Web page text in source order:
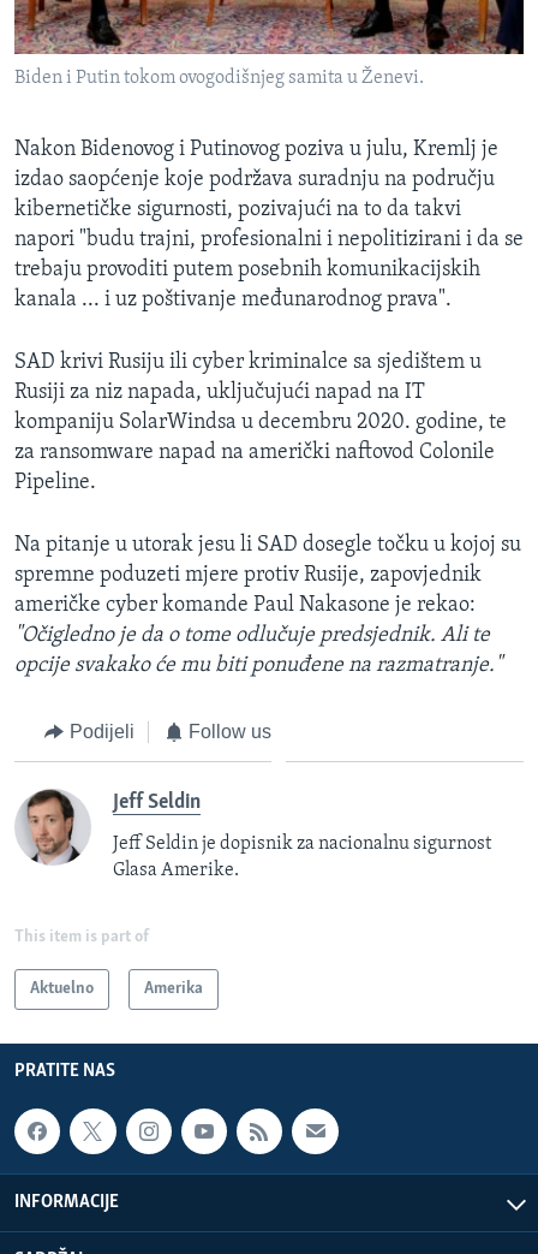
Biden i Putin tokom ovogodišnjeg samita u Ženevi.
Nakon Bidenovog i Putinovog poziva u julu, Kremlj je
izdao saopćenje koje podržava suradnju na području
kibernetičke sigurnosti, pozivajući na to da takvi
napori "budu trajni, profesionalni i nepolitizirani i da se
trebaju provoditi putem posebnih komunikacijskih
kanala ... i uz poštivanje međunarodnog prava".
SAD krivi Rusiju ili cyber kriminalce sa sjedištem u
Rusiji za niz napada, uključujući napad na IT
kompaniju SolarWindsa u decembru 2020. godine, te
za ransomware napad na američki naftovod Colonile
Pipeline.
Na pitanje u utorak jesu li SAD dosegle točku u kojoj su
spremne poduzeti mjere protiv Rusije, zapovjednik
američke cyber komande Paul Nakasone je rekao:
"Očigledno je da o tome odlučuje predsjednik. Ali te
opcije svakako će mu biti ponuđene na razmatranje."
Podijeli Follow us
Jeff Seldin
Jeff Seldin je dopisnik za nacionalnu sigurnost
Glasa Amerike.
This item is part of
Aktuelno Amerika
PRATITE NAS
INFORMACIJE